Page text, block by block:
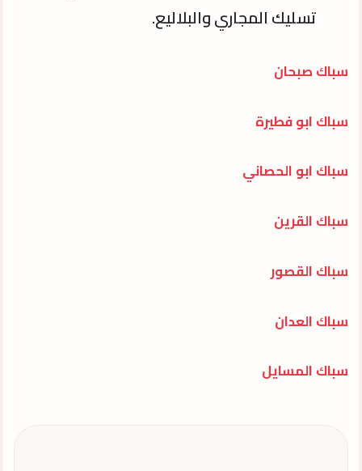
تسليك المجاري والبلاليع.
سباك صبحان
سباك ابو فطيرة
سباك ابو الحصاني
سباك القرين
سباك القصور
سباك العدان
سباك المسايل